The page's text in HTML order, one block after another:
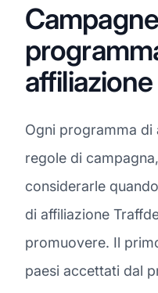
Ogni programma di
regole di
considerarle
di affiliazione
promuovere. Il
paesi accettati dal